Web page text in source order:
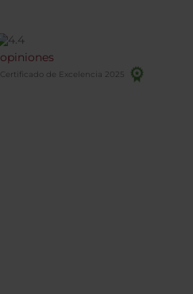
opiniones
Certificado de Excelencia 2025